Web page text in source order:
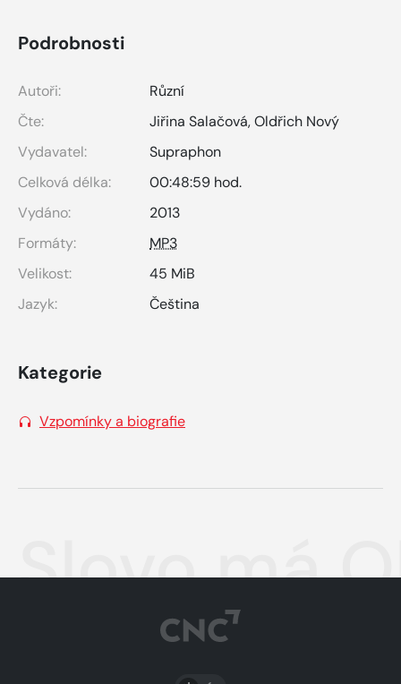
Podrobnosti
Autoři:
Různí
Čte:
Jiřina Salačová,Oldřich Nový
Vydavatel:
Supraphon
Celková délka:
00:48:59 hod.
Vydáno:
2013
Formáty:
MP3
Velikost:
45 MiB
Jazyk:
Čeština
Kategorie
Vzpomínky a biografie
Slovo má
PŘEPNOUT SVĚTLÝ/TMAVÝ REŽIM